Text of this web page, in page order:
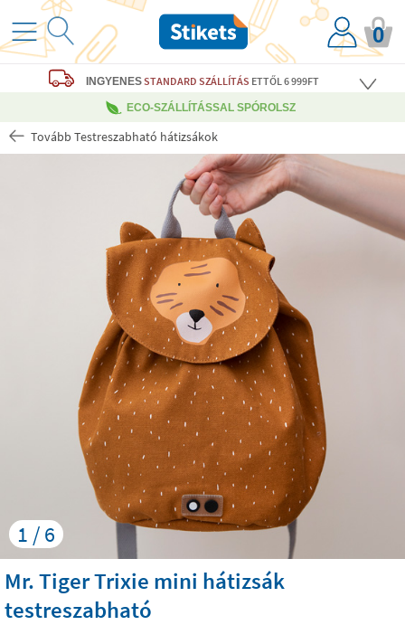
0
INGYENESSTANDARD SZÁLLÍTÁS ETTŐL 6 999FT
ECO-SZÁLLÍTÁSSAL SPÓROLSZ
Tovább Testreszabható hátizsákok
1 / 6
Mr. Tiger Trixie mini hátizsák
testreszabható